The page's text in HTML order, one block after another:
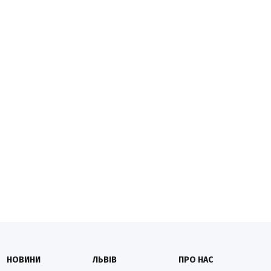
НОВИНИ ЛЬВІВ ПРО НАС